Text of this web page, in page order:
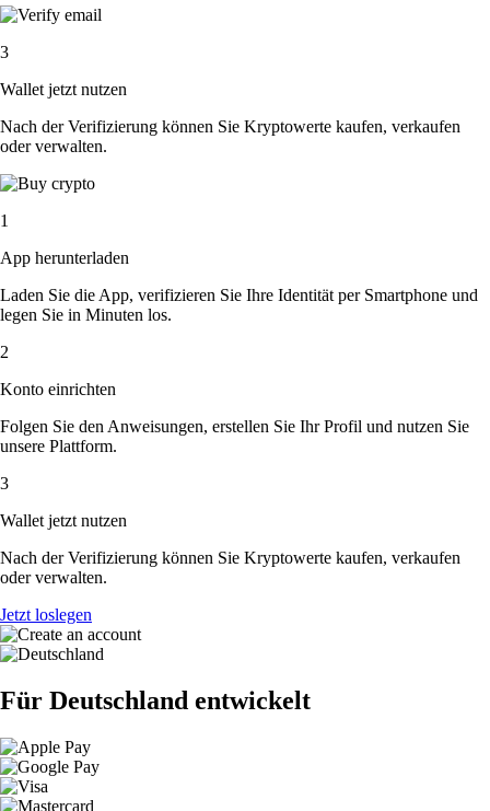
3
Wallet jetzt nutzen
Nach der Verifizierung können Sie Kryptowerte kaufen, verkaufen
oder verwalten.
1
App herunterladen
Laden Sie die App, verifizieren Sie Ihre Identität per Smartphone und
legen Sie in Minuten los.
2
Konto einrichten
Folgen Sie den Anweisungen, erstellen Sie Ihr Profil und nutzen Sie
unsere Plattform.
3
Wallet jetzt nutzen
Nach der Verifizierung können Sie Kryptowerte kaufen, verkaufen
oder verwalten.
Jetzt loslegen
Für Deutschland entwickelt